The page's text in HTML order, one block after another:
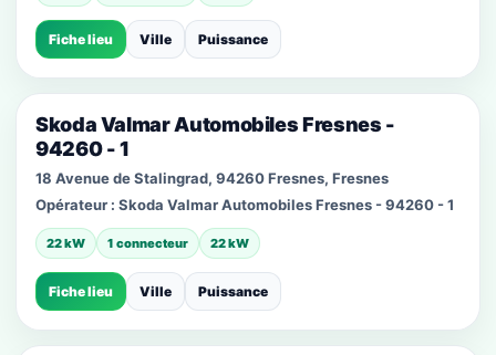
Fiche lieu Ville Puissance
Skoda Valmar Automobiles Fresnes -
94260 - 1
18 Avenue de Stalingrad, 94260 Fresnes, Fresnes
Opérateur : Skoda Valmar Automobiles Fresnes - 94260 - 1
22 kW 1 connecteur 22 kW
Fiche lieu Ville Puissance